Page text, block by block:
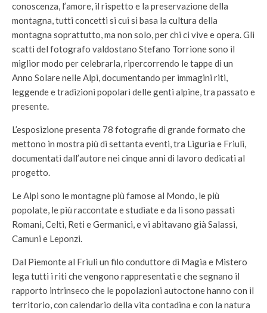
conoscenza, l’amore, il rispetto e la preservazione della
montagna, tutti concetti si cui si basa la cultura della
montagna soprattutto, ma non solo, per chi ci vive e opera. Gli
scatti del fotografo valdostano Stefano Torrione sono il
miglior modo per celebrarla, ripercorrendo le tappe di un
Anno Solare nelle Alpi, documentando per immagini riti,
leggende e tradizioni popolari delle genti alpine, tra passato e
presente.
L’esposizione presenta 78 fotografie di grande formato che
mettono in mostra più di settanta eventi, tra Liguria e Friuli,
documentati dall’autore nei cinque anni di lavoro dedicati al
progetto.
Le Alpi sono le montagne più famose al Mondo, le più
popolate, le più raccontate e studiate e da lì sono passati
Romani, Celti, Reti e Germanici, e vi abitavano già Salassi,
Camuni e Leponzi.
Dal Piemonte al Friuli un filo conduttore di Magia e Mistero
lega tutti i riti che vengono rappresentati e che segnano il
rapporto intrinseco che le popolazioni autoctone hanno con il
territorio, con calendario della vita contadina e con la natura